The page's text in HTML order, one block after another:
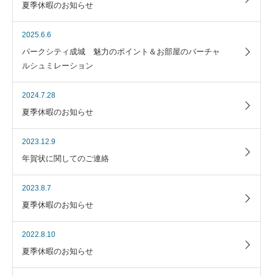
夏季休暇のお知らせ
2025.6.6
パークシティ成城 魅力のポイント＆お部屋のバーチャ
ルシュミレーション
2024.7.28
夏季休暇のお知らせ
2023.12.9
年賀状に関してのご連絡
2023.8.7
夏季休暇のお知らせ
2022.8.10
夏季休暇のお知らせ